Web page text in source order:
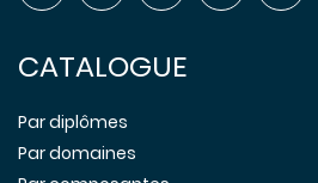
CATALOGUE
Par diplômes
Par domaines